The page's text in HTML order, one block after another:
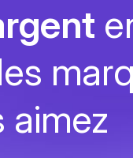
aimez